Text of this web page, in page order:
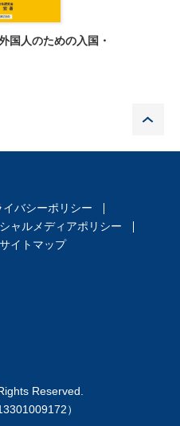
国人のための入国・
イバシーポリシー
ャルメディアポリシー
サイトマップ
Reserved.
）